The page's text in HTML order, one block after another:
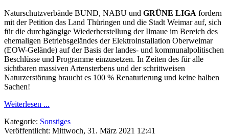
Naturschutzverbände BUND, NABU und GRÜNE LIGA fordern
mit der Petition das Land Thüringen und die Stadt Weimar auf, sich
für die durchgängige Wiederherstellung der Ilmaue im Bereich des
ehemaligen Betriebsgeländes der Elektroinstallation Oberweimar
(EOW-Gelände) auf der Basis der landes- und kommunalpolitischen
Beschlüsse und Programme einzusetzen. In Zeiten des für alle
sichtbaren massiven Artensterbens und der schrittweisen
Naturzerstörung braucht es 100 % Renaturierung und keine halben
Sachen!
Weiterlesen ...
Kategorie: Sonstiges
Veröffentlicht: Mittwoch, 31. März 2021 12:41